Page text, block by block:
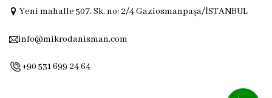
Yeni mahalle 507. Sk. no: 2/4 Gaziosmanpaşa/İSTANBUL
info@mikrodanisman.com
+90 531 699 24 64